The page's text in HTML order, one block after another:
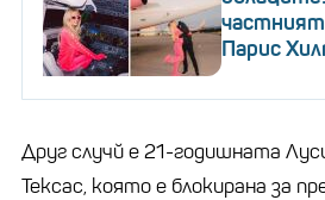
Парис
Друг случй е 21-годишната
Тексас, която е блокирана за